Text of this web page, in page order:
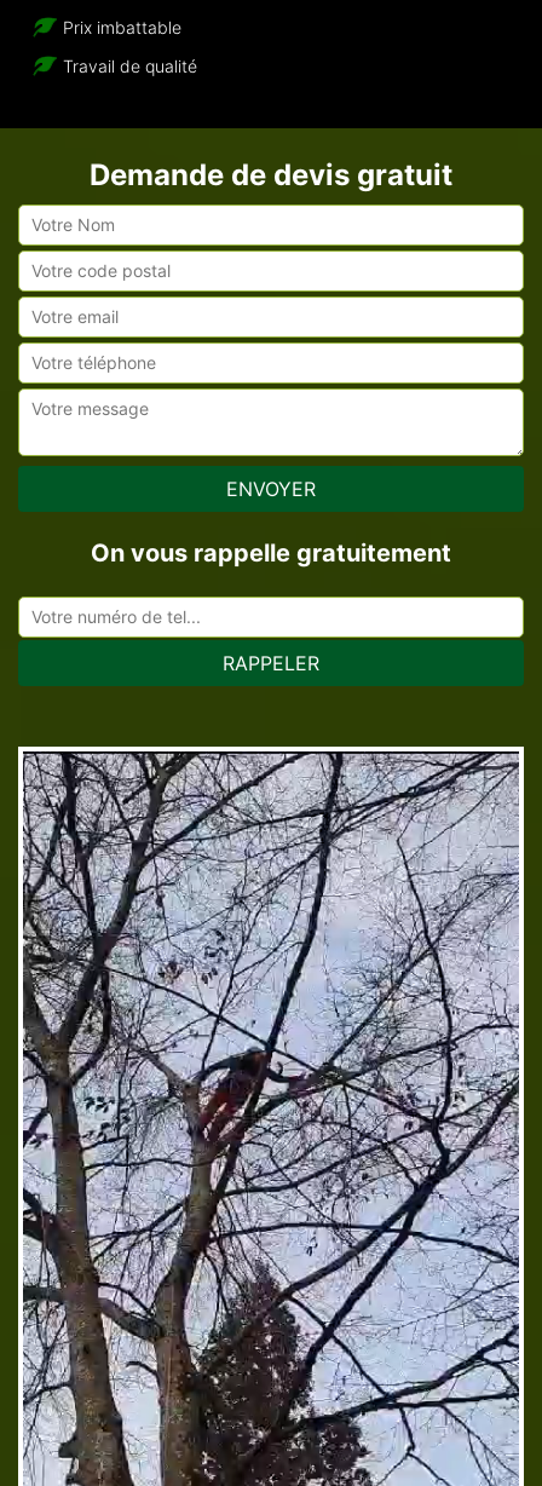
Prix imbattable
Travail de qualité
Demande de devis gratuit
On vous rappelle gratuitement